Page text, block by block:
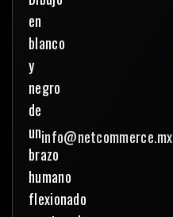
info@netcommerce.mx